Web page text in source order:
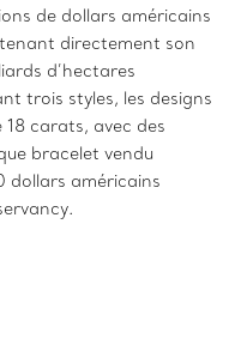
de dollars américains
directement son
d’hectares
trois styles, les designs
carats, avec des
bracelet vendu
dollars américains